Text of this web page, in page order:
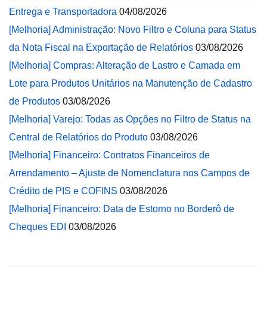
Entrega e Transportadora 04/08/2026
[Melhoria] Administração: Novo Filtro e Coluna para Status
da Nota Fiscal na Exportação de Relatórios 03/08/2026
[Melhoria] Compras: Alteração de Lastro e Camada em
Lote para Produtos Unitários na Manutenção de Cadastro
de Produtos 03/08/2026
[Melhoria] Varejo: Todas as Opções no Filtro de Status na
Central de Relatórios do Produto 03/08/2026
[Melhoria] Financeiro: Contratos Financeiros de
Arrendamento – Ajuste de Nomenclatura nos Campos de
Crédito de PIS e COFINS 03/08/2026
[Melhoria] Financeiro: Data de Estorno no Borderô de
Cheques EDI 03/08/2026